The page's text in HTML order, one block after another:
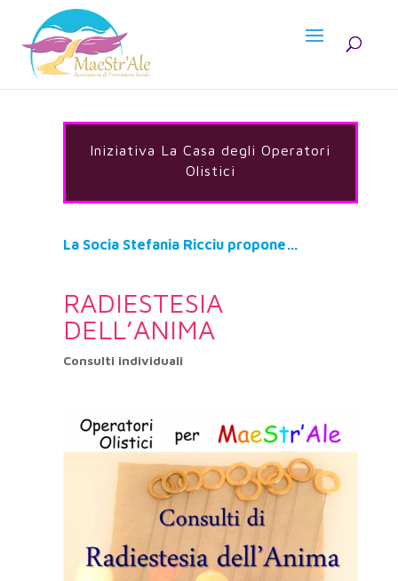
Iniziativa La Casa degli Operatori
Olistici
La Socia Stefania Ricciu propone…
RADIESTESIA
DELL’ANIMA
Consulti individuali